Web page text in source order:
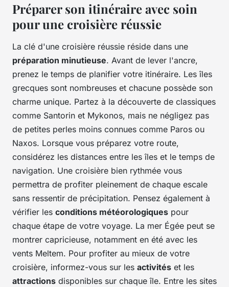
Préparer son itinéraire avec soin
pour une croisière réussie
La clé d'une croisière réussie réside dans une
préparation minutieuse. Avant de lever l'ancre,
prenez le temps de planifier votre itinéraire. Les îles
grecques sont nombreuses et chacune possède son
charme unique. Partez à la découverte de classiques
comme Santorin et Mykonos, mais ne négligez pas
de petites perles moins connues comme Paros ou
Naxos. Lorsque vous préparez votre route,
considérez les distances entre les îles et le temps de
navigation. Une croisière bien rythmée vous
permettra de profiter pleinement de chaque escale
sans ressentir de précipitation. Pensez également à
vérifier les conditions météorologiques pour
chaque étape de votre voyage. La mer Égée peut se
montrer capricieuse, notamment en été avec les
vents Meltem. Pour profiter au mieux de votre
croisière, informez-vous sur les activités et les
attractions disponibles sur chaque île. Entre les sites